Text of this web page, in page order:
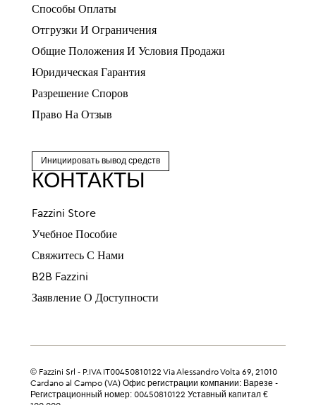
Способы Оплаты
Отгрузки И Ограничения
Общие Положения И Условия Продажи
Юридическая Гарантия
Разрешение Споров
Право На Отзыв
Инициировать вывод средств
КОНТАКТЫ
Fazzini Store
Учебное Пособие
Свяжитесь С Нами
B2B Fazzini
Заявление О Доступности
© Fazzini Srl - P.IVA IT00450810122 Via Alessandro Volta 69, 21010
Cardano al Campo (VA) Офис регистрации компании: Варезе -
Регистрационный номер: 00450810122 Уставный капитал €